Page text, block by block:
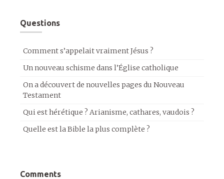
Questions
Comment s’appelait vraiment Jésus ?
Un nouveau schisme dans l’Église catholique
On a découvert de nouvelles pages du Nouveau
Testament
Qui est hérétique ? Arianisme, cathares, vaudois ?
Quelle est la Bible la plus complète ?
Comments